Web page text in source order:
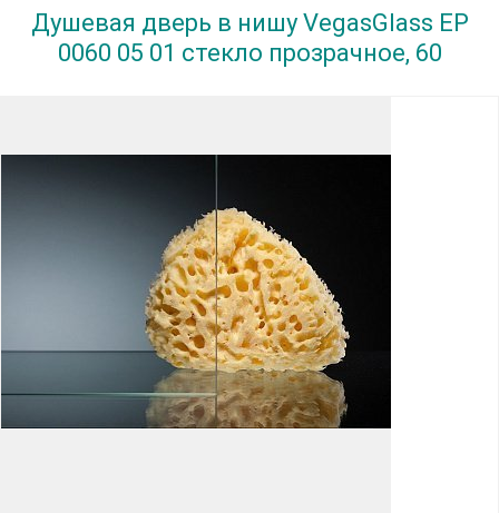
Душевая дверь в нишу VegasGlass EP
0060 05 01 стекло прозрачное, 60